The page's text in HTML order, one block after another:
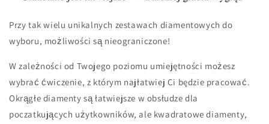
Przy tak wielu unikalnych zestawach diamentowych do
wyboru, możliwości są nieograniczone!
W zależności od Twojego poziomu umiejętności możesz
wybrać ćwiczenie, z którym najłatwiej Ci będzie pracować.
Okrągłe diamenty są łatwiejsze w obsłudze dla
poczatkujących użytkowników, ale kwadratowe diamenty,